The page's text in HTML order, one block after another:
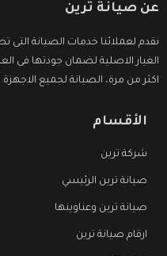
عن صيانة ترين
نقدم لعملائنا خدمات الصيانة
الغيار الاصلية لضمان جودتها فى
اكثر من مرة، الصيانة لجميع
الأقسام
شركة ترين
صيانة ترين الرئيسي
صيانة ترين وعناوينها
ارقام صيانة ترين